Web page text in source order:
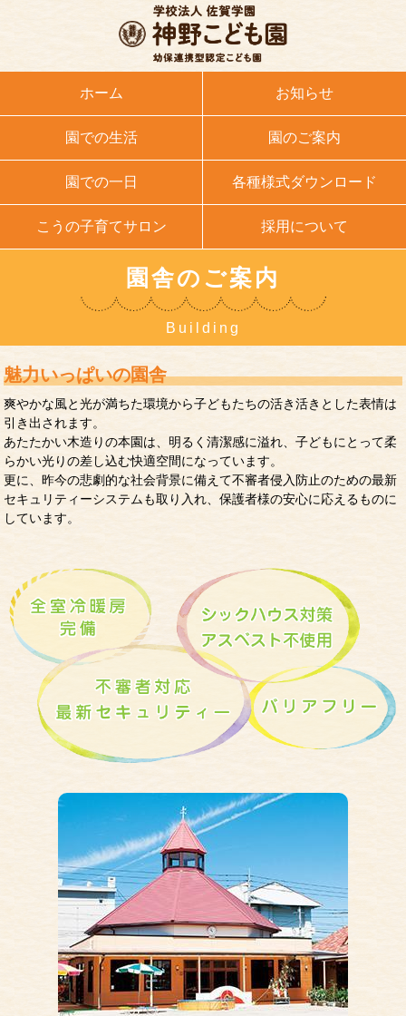
ホーム お知らせ
園での生活 園のご案内
園での一日 各種様式ダウンロード
こうの子育てサロン 採用について
園舎のご案内
Building
魅力いっぱいの園舎
爽やかな風と光が満ちた環境から子どもたちの活き活きとした表情は
引き出されます。
あたたかい木造りの本園は、明るく清潔感に溢れ、子どもにとって柔
らかい光りの差し込む快適空間になっています。
更に、昨今の悲劇的な社会背景に備えて不審者侵入防止のための最新
セキュリティーシステムも取り入れ、保護者様の安心に応えるものに
しています。